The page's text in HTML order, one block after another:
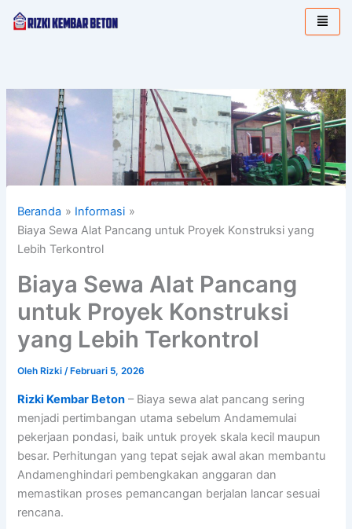
Lewati
Beranda
Informasi
Biaya Sewa Alat Pancang untuk Proyek Konstruksi yang
Lebih Terkontrol
Biaya Sewa Alat Pancang
untuk Proyek Konstruksi
yang Lebih Terkontrol
Oleh Rizki/ Februari 5, 2026
Rizki Kembar Beton – Biaya sewa alat pancang sering
menjadi pertimbangan utama sebelum Andamemulai
pekerjaan pondasi, baik untuk proyek skala kecil maupun
besar. Perhitungan yang tepat sejak awal akan membantu
Andamenghindari pembengkakan anggaran dan
memastikan proses pemancangan berjalan lancar sesuai
rencana.